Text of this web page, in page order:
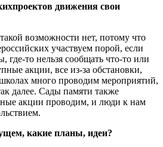
движения свои
возможности нет, потому что
участвуем порой, если
где-то нельзя сообщать что-то или
акции, все из-за обстановки,
много проводим мероприятий,
далее. Сады памяти также
акции проводим, и люди к нам
какие планы, идеи?